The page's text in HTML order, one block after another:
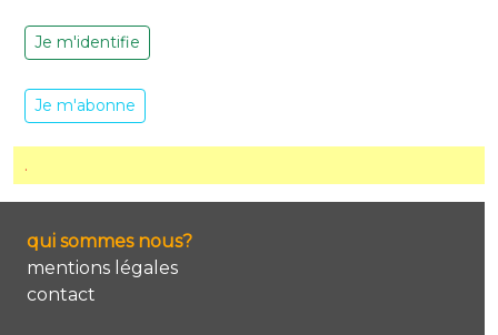
Je m'identifie
Je m'abonne
.
qui sommes nous?
mentions légales
contact